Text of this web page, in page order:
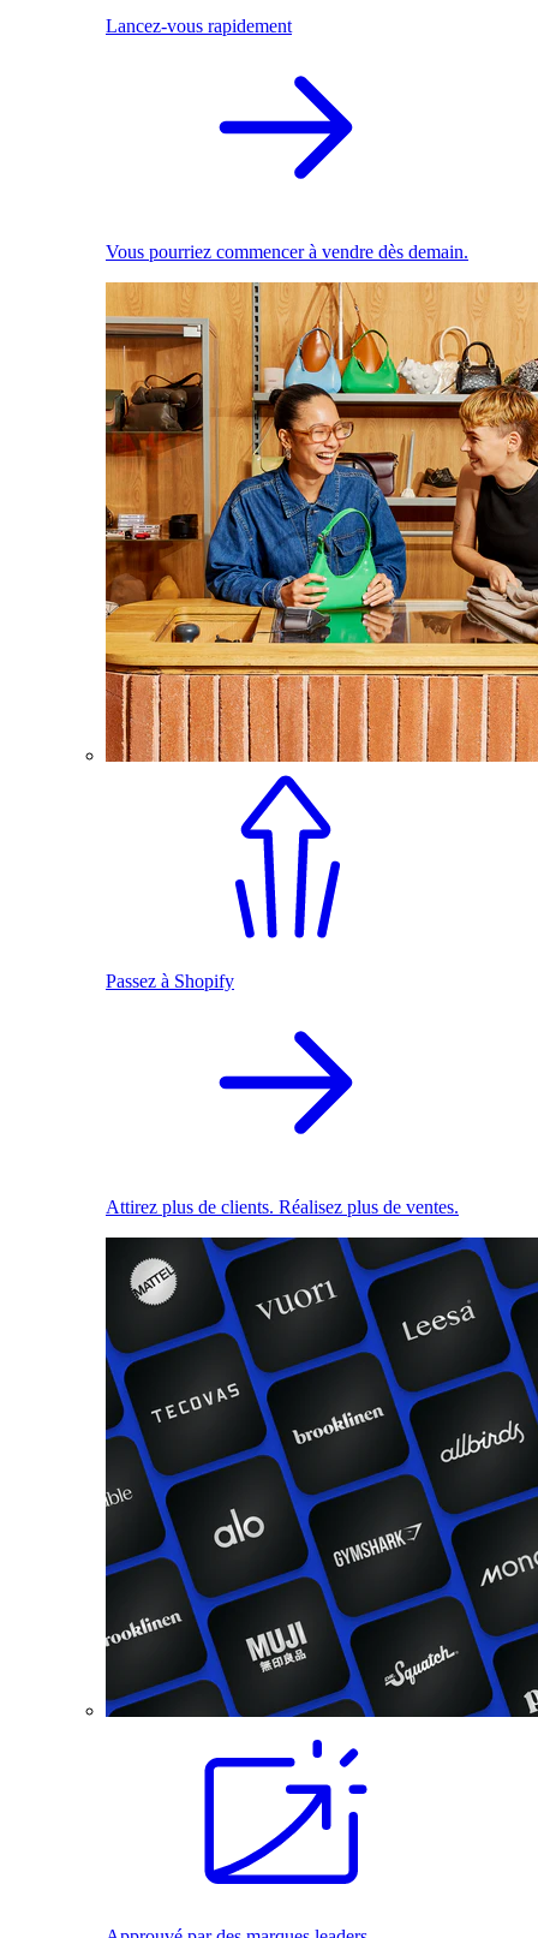
Lancez-vous rapidement
Vous pourriez commencer à vendre dès demain.
Passez à Shopify
Attirez plus de clients. Réalisez plus de ventes.